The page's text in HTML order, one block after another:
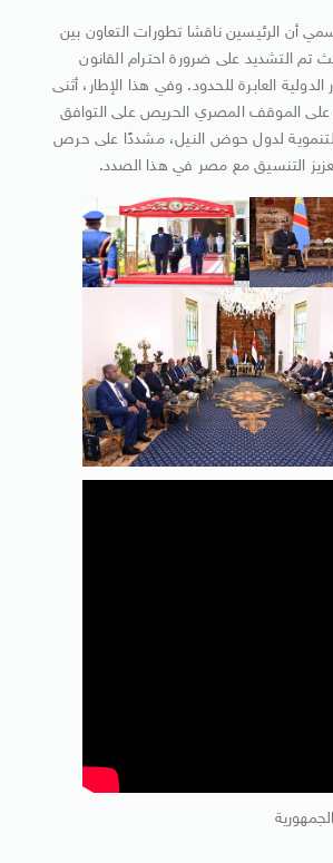
أن الرئيسين ناقشا تطورات التعاون بين
التشديد على ضرورة احترام القانون
الدولية العابرة للحدود. وفي هذا الإطار، أثنى
الموقف المصري الحريص على التوافق
لدول حوض النيل، مشددًا على حرص
التنسيق مع مصر في هذا الصدد.